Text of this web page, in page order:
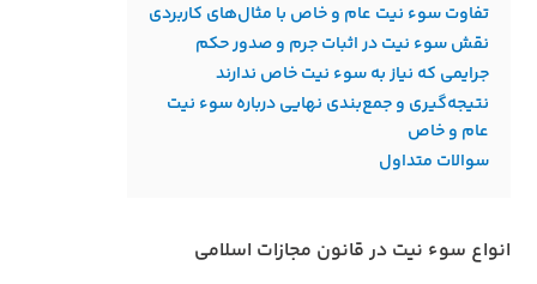
تفاوت سوء نیت عام و خاص با مثال‌های کاربردی
نقش سوء نیت در اثبات جرم و صدور حکم
جرایمی که نیاز به سوء نیت خاص ندارند
نتیجه‌گیری و جمع‌بندی نهایی درباره سوء نیت
عام و خاص
سوالات متداول
انواع سوء نیت در قانون مجازات اسلامی